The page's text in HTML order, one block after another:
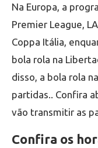
Na Europa, a
Premier League,
Coppa Itália,
bola rola na
disso, a bola rola
partidas.. Confira
vão transmitir as
Confira os